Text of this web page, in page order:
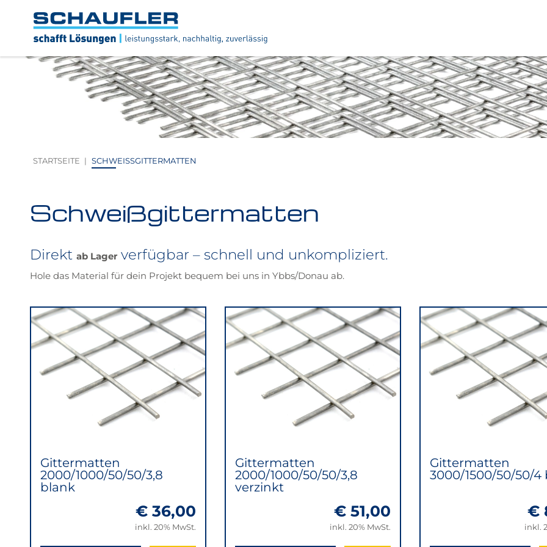
Hauptnavigation
Footernavigation
Logo
verlinkt
STARTSEITE SCHWEISSGITTERMATTEN
Schweißgittermatten
Direkt ab Lagerverfügbar – schnell und unkompliziert.
Hole das Material für dein Projekt bequem bei uns in Ybbs/Donau ab.
Gittermatten
2000/1000/50/50/3,8
blank
€ 36,00
inkl. 20% MwSt.
Gittermatten
2000/1000/50/50/3,8
verzinkt
€ 51,00
inkl. 20% MwSt.
Gittermatten
3000/1500/50/50/4
€
inkl.